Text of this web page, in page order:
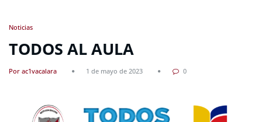
Noticias
TODOS AL AULA
Por ac1vacalara 1 de mayo de 2023 0